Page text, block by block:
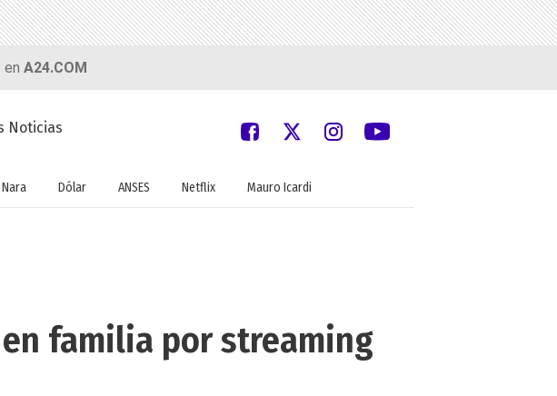
en A24.COM
Noticias
Dólar ANSES Netflix Mauro Icardi
familia por streaming